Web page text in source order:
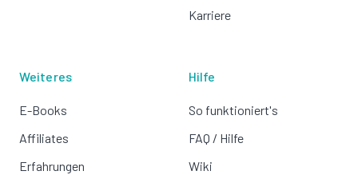
Karriere
Weiteres
E-Books
Affiliates
Erfahrungen
Hilfe
So funktioniert's
FAQ / Hilfe
Wiki